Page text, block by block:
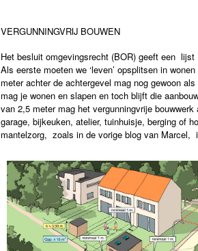
VERGUNNINGVRIJ BOUWEN
Het besluit omgevingsrecht (BOR) geeft een
Als eerste moeten we ‘leven’ opsplitsen in
meter achter de achtergevel mag nog gewoon
mag je wonen en slapen en toch blijft die
van 2,5 meter mag het vergunningvrije
garage, bijkeuken, atelier, tuinhuisje, berging of
mantelzorg, zoals in de vorige blog van Marcel,